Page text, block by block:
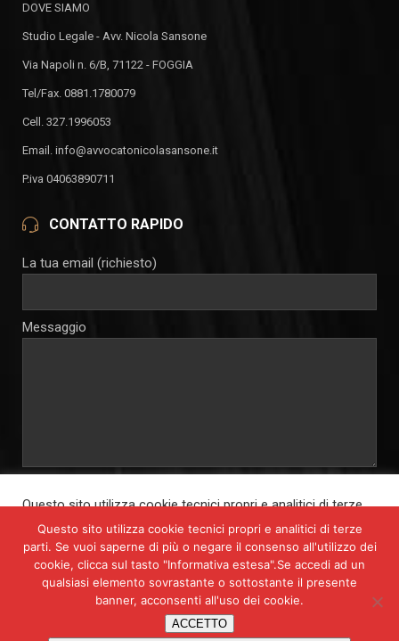
DOVE SIAMO
Studio Legale - Avv. Nicola Sansone
Via Napoli n. 6/B, 71122 - FOGGIA
Tel/Fax. 0881.1780079
Cell. 327.1996053
Email. info@avvocatonicolasansone.it
P.iva 04063890711
CONTATTO RAPIDO
La tua email (richiesto)
Messaggio
le finalità connesse alla soprastante richiesta di informazioni, ai
sensi del D.lgs. 196 del 30 giugno 2003 e del Reg. UE n. 679/2016
Questo sito utilizza cookie tecnici propri e analitici di terze
parti. Se vuoi saperne di più o negare il consenso all'utilizzo
dei cookie, clicca sul tasto "Informativa estesa".
Cliccando su "Accetta tutto", acconsenti all'uso di TUTTI i
cookie. Tuttavia, puoi cliccare su "Impostazioni cookies" per
fornire un consenso selettivo.
Accetta tutto
Questo sito utilizza cookie tecnici propri e analitici di terze
parti. Se vuoi saperne di più o negare il consenso all'utilizzo dei
cookie, clicca sul tasto "Informativa estesa".Se accedi ad un
qualsiasi elemento sovrastante o sottostante il presente
banner, acconsenti all'uso dei cookie.
ACCETTO